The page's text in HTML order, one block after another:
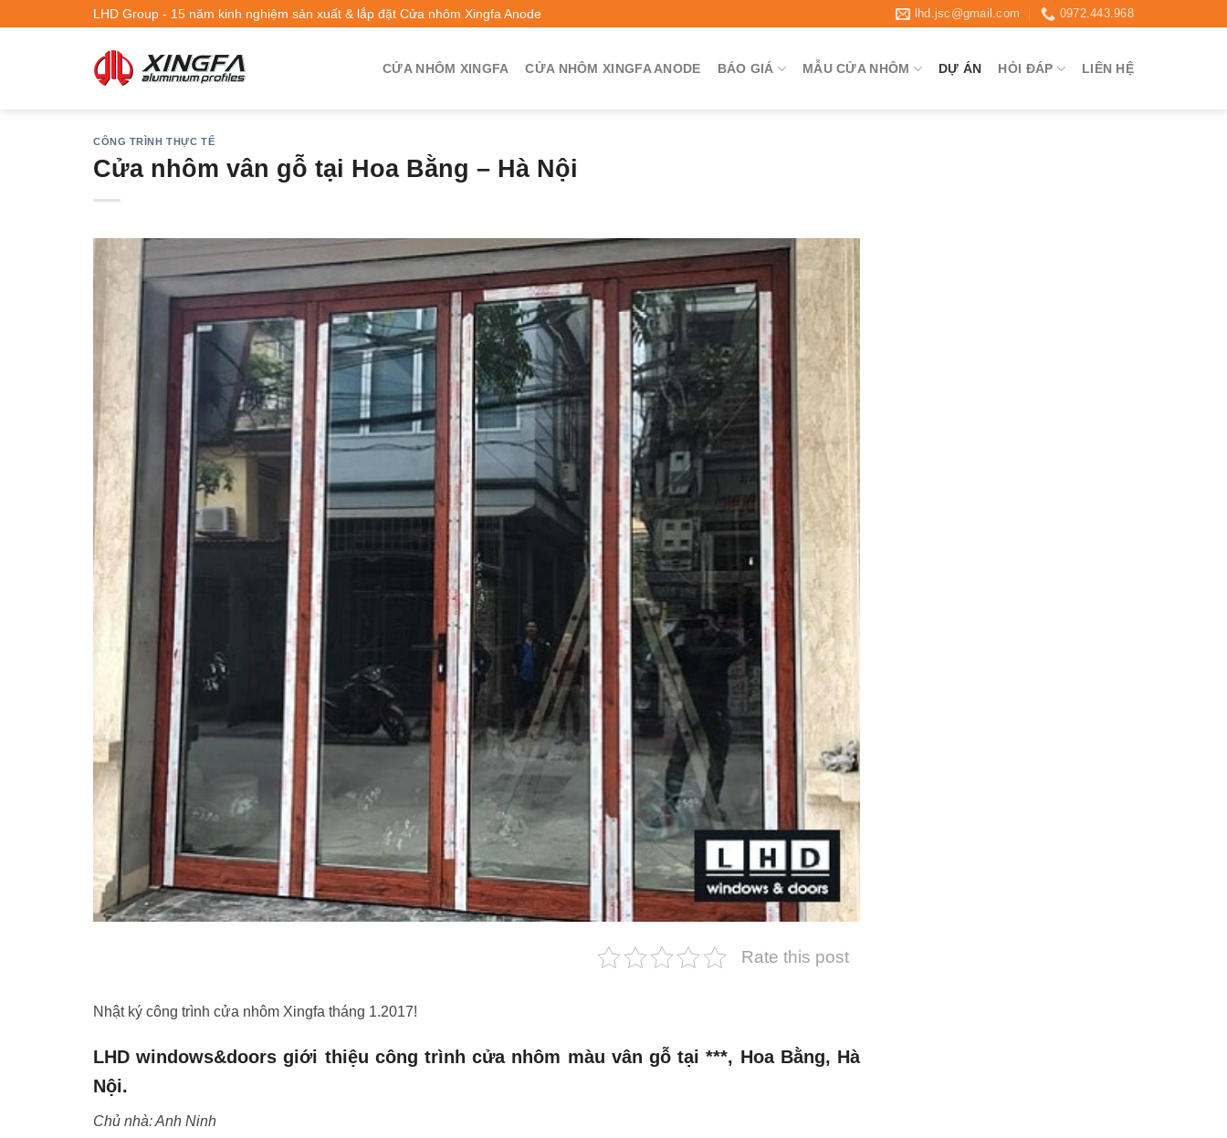
LHD Group - 15 năm kinh nghiệm sản xuất & lắp đặt Cửa nhôm Xingfa Anode lhd.jsc@gmail.com 0972.443.968
CỬA NHÔM XINGFA CỬA NHÔM XINGFA ANODE BÁO GIÁ MẪU CỬA NHÔM DỰ ÁN HỎI ĐÁP LIÊN HỆ
CÔNG TRÌNH THỰC TẾ
Cửa nhôm vân gỗ tại Hoa Bằng – Hà Nội
Rate this post
Nhật ký công trình cửa nhôm Xingfa tháng 1.2017!
LHD windows&doors giới thiệu công trình cửa nhôm màu vân gỗ tại ***, Hoa Bằng, Hà
Nội.
Chủ nhà: Anh Ninh